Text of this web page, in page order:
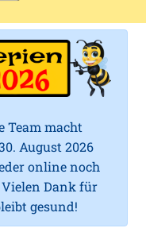
Team macht
August 2026
online noch
Dank für
gesund!